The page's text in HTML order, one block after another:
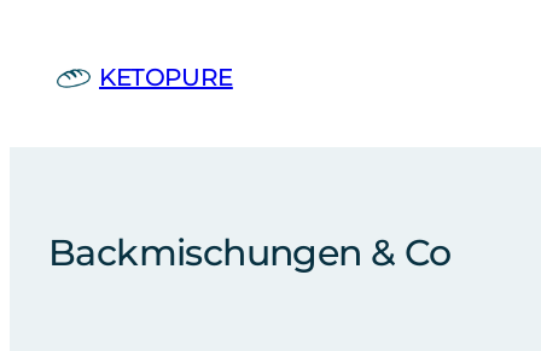
springen
KETOPURE
Backmischungen & Co